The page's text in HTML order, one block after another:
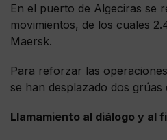
En el puerto de Algeciras se
movimientos, de los cuales
Maersk.
Para reforzar las
se han desplazado dos grúas
Llamamiento al diálogo y al